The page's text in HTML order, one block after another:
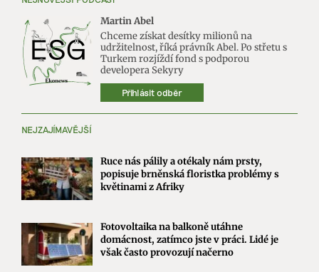
Martin Abel
Chceme získat desítky milionů na
udržitelnost, říká právník Abel. Po střetu s
Turkem rozjíždí fond s podporou
developera Sekyry
Přihlásit odběr
NEJZAJÍMAVĚJŠÍ
Ruce nás pálily a otékaly nám prsty,
popisuje brněnská floristka problémy s
květinami z Afriky
Fotovoltaika na balkoně utáhne
domácnost, zatímco jste v práci. Lidé je
však často provozují načerno